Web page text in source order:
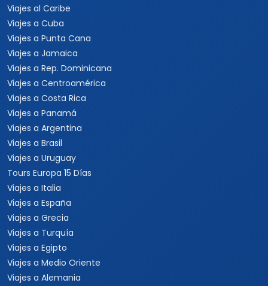
Viajes al Caribe
Viajes a Cuba
Viajes a Punta Cana
Viajes a Jamaica
Viajes a Rep. Dominicana
Viajes a Centroamérica
Viajes a Costa Rica
Viajes a Panamá
Viajes a Argentina
Viajes a Brasil
Viajes a Uruguay
Tours Europa 15 Días
Viajes a Italia
Viajes a España
Viajes a Grecia
Viajes a Turquía
Viajes a Egipto
Viajes a Medio Oriente
Viajes a Alemania